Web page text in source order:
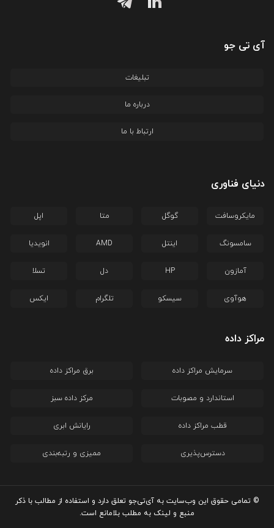
آی تی جو
تبلیغات
درباره ما
ارتباط با ما
دنیای فناوری
مایکروسافت گوگل متا اپل
سامسونگ اینتل AMD انویدیا
آمازون HP دل تسلا
هوآوی سیسکو تلگرام ایکس
مراکز داده
سرمایش مراکز داده برق مراکز داده
استاندارد و مصوبات مرکز داده سبز
قطب مراکز داده رایانش ابری
دسترس‌پذیری ممیزی و رتبه‌بندی
© تمامی حقوق این وب‌سایت به آی‌تی‌جو تعلق دارد و استفاده از مطالب با ذکر
منبع و لینک به مطلب بلامانع است.